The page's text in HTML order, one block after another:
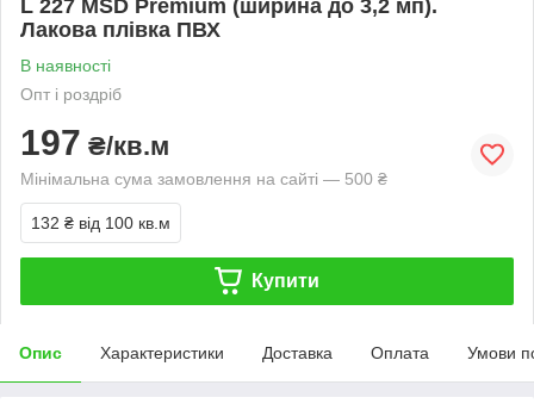
L 227 MSD Premium (ширина до 3,2 мп).
Лакова плівка ПВХ
В наявності
Опт і роздріб
197 ₴/кв.м
Мінімальна сума замовлення на сайті — 500 ₴
132 ₴ від 100 кв.м
Купити
Опис Характеристики Доставка Оплата Умови